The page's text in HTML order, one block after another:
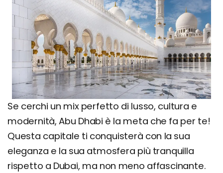
Se cerchi un mix perfetto di lusso, cultura e
modernità, Abu Dhabi è la meta che fa per te!
Questa capitale ti conquisterà con la sua
eleganza e la sua atmosfera più tranquilla
rispetto a Dubai, ma non meno affascinante.